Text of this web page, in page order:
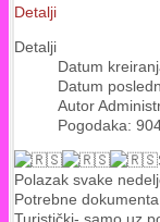
Detalji
Detalji
Datum
Datum
Autor
Pogodaka:
Polazak svake
Potrebne